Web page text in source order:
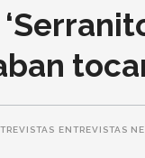
ENTREVISTAS